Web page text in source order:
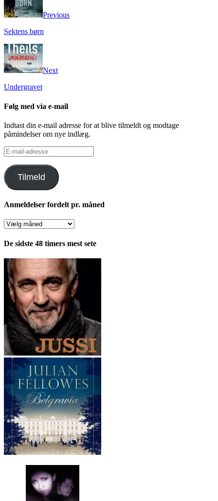
Previous
Sektens børn
Next
Undergravet
Følg med via e-mail
Indtast din e-mail adresse for at blive tilmeldt og modtage
påmindelser om nye indlæg.
E-
mail-
adresse
Tilmeld
Anmeldelser fordelt pr. måned
Anmeldelser
pr.
De sidste 48 timers mest sete